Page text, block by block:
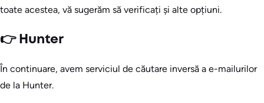
toate acestea, vă sugerăm să verificați și alte opțiuni.
👉 Hunter
În continuare, avem serviciul de căutare inversă a e-mailurilor
de la Hunter.